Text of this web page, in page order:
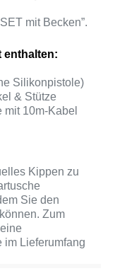
mit Becken”.
enthalten:
Silikonpistole)
& Stütze
10m-Kabel
Kippen zu
Sie den
Zum
Lieferumfang